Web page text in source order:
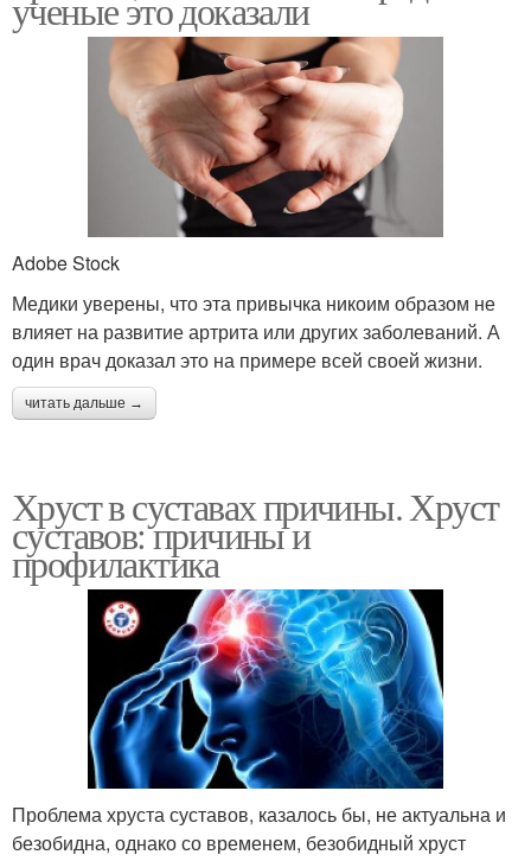
ученые это доказали
Adobe Stock
Медики уверены, что эта привычка никоим образом не
влияет на развитие артрита или других заболеваний. А
один врач доказал это на примере всей своей жизни.
читать дальше →
Хруст в суставах причины. Хруст
суставов: причины и
профилактика
Проблема хруста суставов, казалось бы, не актуальна и
безобидна, однако со временем, безобидный хруст